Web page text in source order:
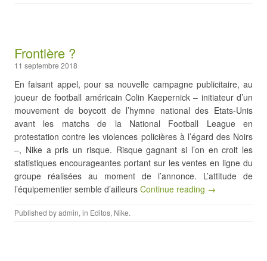
Frontière ?
11 septembre 2018
En faisant appel, pour sa nouvelle campagne publicitaire, au
joueur de football américain Colin Kaepernick – initiateur d’un
mouvement de boycott de l’hymne national des Etats-Unis
avant les matchs de la National Football League en
protestation contre les violences policières à l’égard des Noirs
–, Nike a pris un risque. Risque gagnant si l’on en croit les
statistiques encourageantes portant sur les ventes en ligne du
groupe réalisées au moment de l’annonce. L’attitude de
l’équipementier semble d’ailleurs Continue reading →
Published byadmin, in Editos, Nike.